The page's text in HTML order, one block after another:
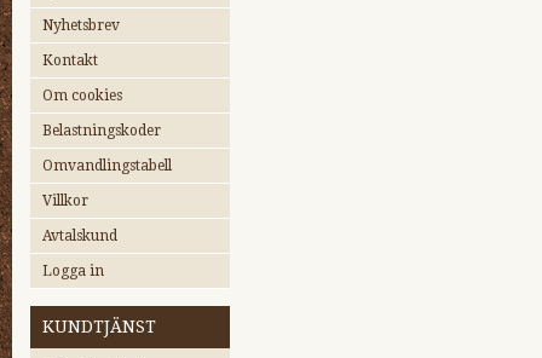
Nyhetsbrev
Kontakt
Om cookies
Belastningskoder
Omvandlingstabell
Villkor
Avtalskund
Logga in
KUNDTJÄNST